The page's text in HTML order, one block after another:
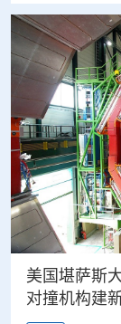
美国堪萨斯
对撞机构建